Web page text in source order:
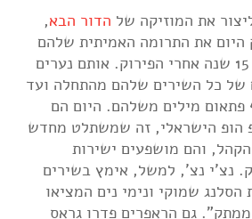
את המוזיקה של הדור הבא,
היום את התרומה האמיתית שלהם
למוזיקה הישראלית, 15 שנה אחרי הפירוק. אותם נערים
של כל השירים שלהם מהתחלה ועד
פתאום מילים משלהם. היום הם
הופ הישראלי, זה שמשתלט מחדש
והם מושפעים ישירות
נצ'י נצ', למשל, אימץ בשירים
שמוקי ונימי נים המציאו
גם הראפרים פדרו גראס